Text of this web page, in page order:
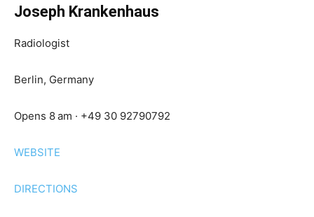
Joseph Krankenhaus
Radiologist
Berlin, Germany
Opens 8 am · +49 30 92790792
WEBSITE
DIRECTIONS